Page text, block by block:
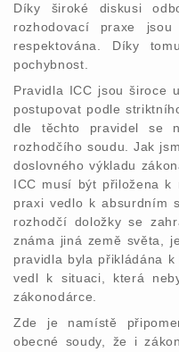
Díky široké diskusi
rozhodovací praxe
respektována. Díky
pochybnost.
Pravidla ICC jsou široce
postupovat podle
dle těchto pravidel se
rozhodčího soudu. Jak
doslovného výkladu
ICC musí být přiložena
praxi vedlo k absurdním
rozhodčí doložky se
známa jiná země světa,
pravidla byla přikládána
vedl k situaci, která
zákonodárce.
Zde je namístě
obecné soudy, že i